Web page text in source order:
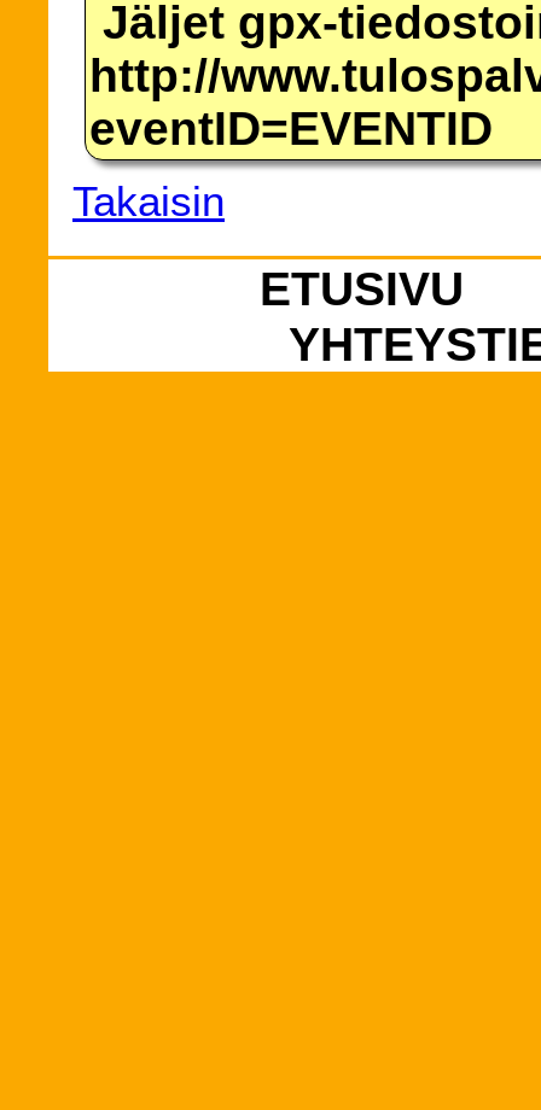
Jäljet gpx-
http://
eventID=EVENTID
Takaisin
ETUSIVU